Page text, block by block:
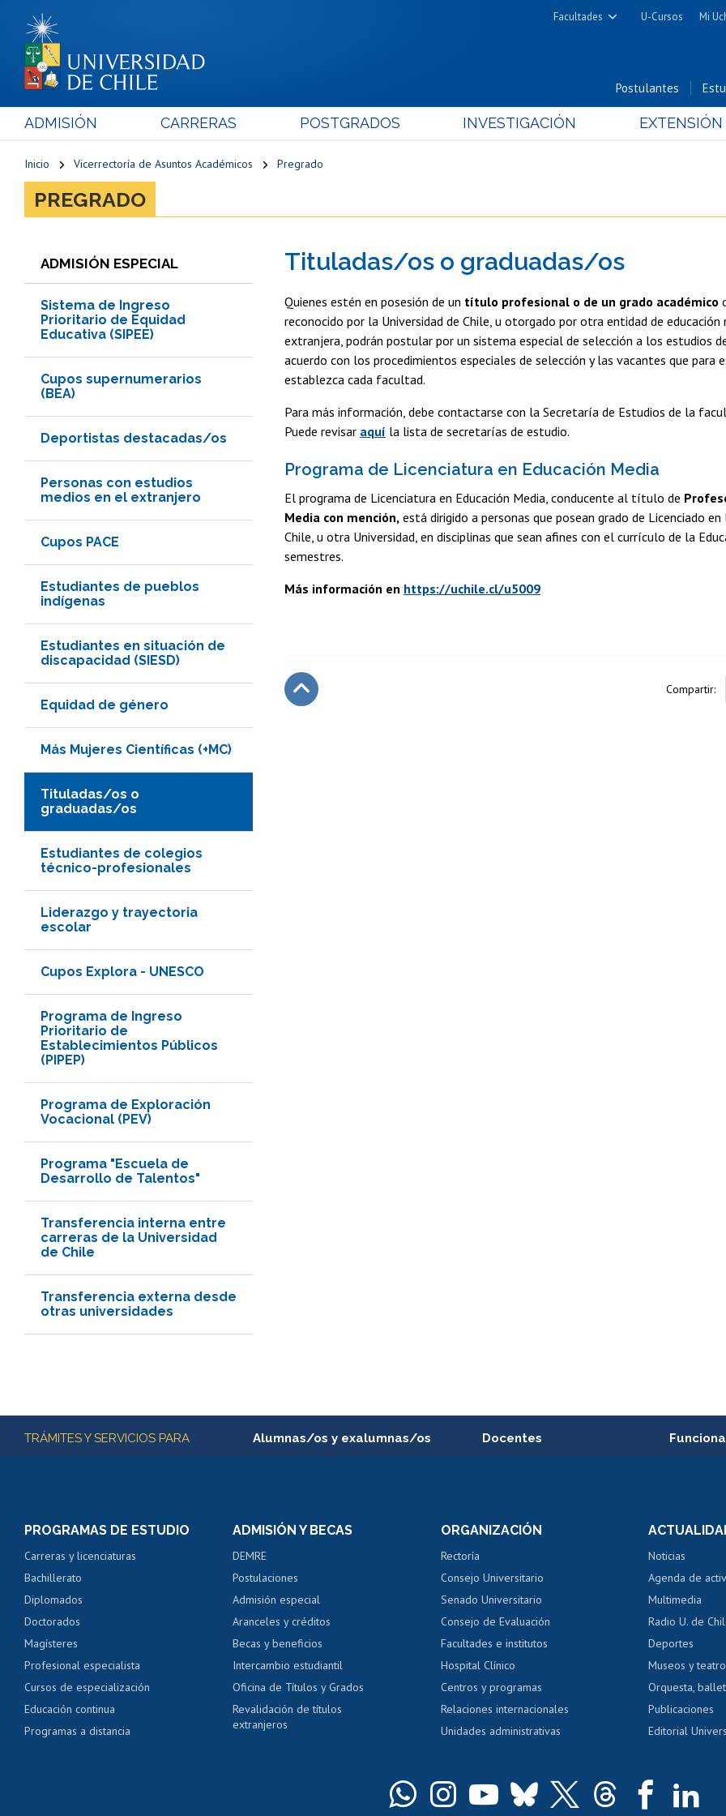
Facultades
Cs. Físicas y Matemáticas
Cs. Químicas y Farmacéuticas
Estudios Avanzados en Educación
Alimentos
U-Cursos Mi
Postulantes
ADMISIÓN CARRERAS POSTGRADOS INVESTIGACIÓN EXTENSIÓN
Inicio Vicerrectoría de Asuntos Académicos Pregrado
PREGRADO
ADMISIÓN ESPECIAL
Sistema de Ingreso
Prioritario de Equidad
Educativa (SIPEE)
Cupos supernumerarios
(BEA)
Deportistas destacadas/os
Personas con estudios
medios en el extranjero
Cupos PACE
Estudiantes de pueblos
indígenas
Estudiantes en situación de
discapacidad (SIESD)
Equidad de género
Más Mujeres Científicas (+MC)
Tituladas/os o
graduadas/os
Estudiantes de colegios
técnico-profesionales
Liderazgo y trayectoria
escolar
Cupos Explora - UNESCO
Programa de Ingreso
Prioritario de
Establecimientos Públicos
(PIPEP)
Programa de Exploración
Vocacional (PEV)
Programa "Escuela de
Desarrollo de Talentos"
Transferencia interna entre
carreras de la Universidad
de Chile
Transferencia externa desde
otras universidades
Tituladas/os o graduadas/os
Quienes estén en posesión de un título profesional o de un grado académico
reconocido por la Universidad de Chile, u otorgado por otra entidad de educación
extranjera, podrán postular por un sistema especial de selección a los estudios
acuerdo con los procedimientos especiales de selección y las vacantes que para
establezca cada facultad.
Para más información, debe contactarse con la Secretaría de Estudios de la
Puede revisar aquí la lista de secretarías de estudio.
Programa de Licenciatura en Educación Media
El programa de Licenciatura en Educación Media, conducente al título de
Media con mención, está dirigido a personas que posean grado de Licenciado en
Chile, u otra Universidad, en disciplinas que sean afines con el currículo de la
semestres.
Más información en https://uchile.cl/u5009
Compartir:
Más información
TRÁMITES Y SERVICIOS PARA Alumnas/os y exalumnas/os
Servicio médico y dental
Pago de arancel y crédito alumnos
Pago de arancel y crédito exalumnos
Certificado de títulos y grados
Docentes
Perfeccionamiento
Evaluación docente
Calificación académica
Postulación al AUCAI
Portal de
Certificado
Certificado
Mi Uchile Ayuda tecnológica Tarjeta TUI Acoso
PROGRAMAS DE ESTUDIO
Carreras y licenciaturas
Bachillerato
Diplomados
Doctorados
Magísteres
Profesional especialista
Cursos de especialización
Educación continua
Programas a distancia
ADMISIÓN Y BECAS
DEMRE
Postulaciones
Admisión especial
Aranceles y créditos
Becas y beneficios
Intercambio estudiantil
Oficina de Títulos y Grados
Revalidación de títulos
extranjeros
ORGANIZACIÓN
Rectoría
Consejo Universitario
Senado Universitario
Consejo de Evaluación
Facultades e institutos
Hospital Clínico
Centros y programas
Relaciones internacionales
Unidades administrativas
Noticias
Agenda de
Multimedia
Radio U. de
Deportes
Museos y
Orquesta,
Publicaciones
Editorial